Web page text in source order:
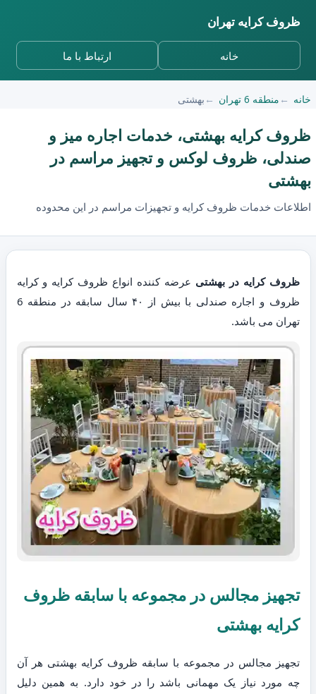
ظروف کرایه تهران
خانه ارتباط با ما
خانه منطقه 6 تهران بهشتی
ظروف کرایه بهشتی، خدمات اجاره میز و
صندلی، ظروف لوکس و تجهیز مراسم در
بهشتی
اطلاعات خدمات ظروف کرایه و تجهیزات مراسم در این محدوده
ظروف کرایه در بهشتی عرضه کننده انواع ظروف کرایه و کرایه
ظروف و اجاره صندلی با بیش از ۴۰ سال سابقه در منطقه 6
تهران می باشد.
تجهیز مجالس در مجموعه با سابقه ظروف
کرایه بهشتی
تجهیز مجالس در مجموعه با سابقه ظروف کرایه بهشتی هر آن
چه مورد نیاز یک مهمانی باشد را در خود دارد. به همین دلیل